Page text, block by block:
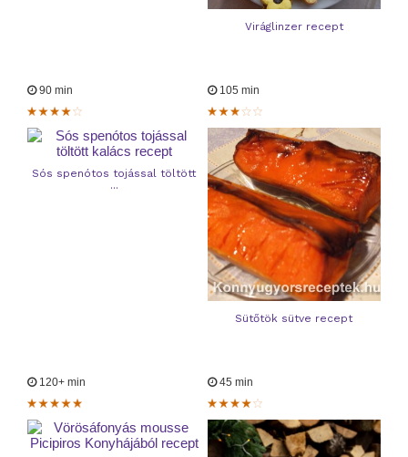
Viráglinzer recept
90 min
Sós spenótos tojással töltött
...
105 min
Sütőtök sütve recept
120+ min 45 min